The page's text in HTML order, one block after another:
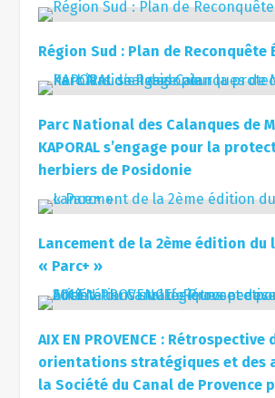
Région Sud : Plan de Reconquête
Parc National des Calanques de
KAPORAL s’engage pour la
herbiers de Posidonie
Lancement de la 2ème édition du
« Parc+ »
AIX EN PROVENCE : Rétrospective
orientations stratégiques et des
la Société du Canal de Provence